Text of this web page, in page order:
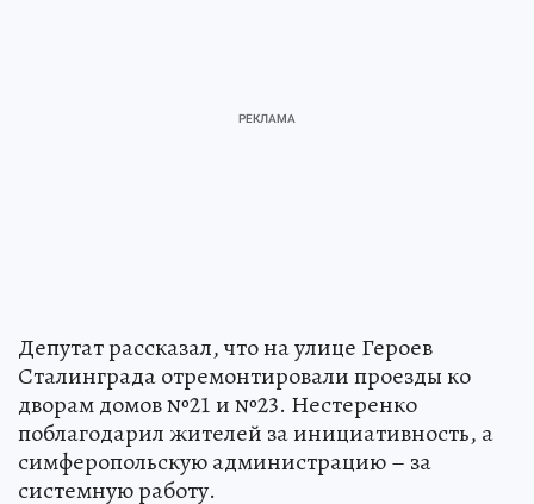
Депутат рассказал, что на улице Героев
Сталинграда отремонтировали проезды ко
дворам домов №21 и №23. Нестеренко
поблагодарил жителей за инициативность, а
симферопольскую администрацию – за
системную работу.